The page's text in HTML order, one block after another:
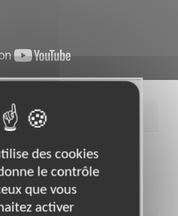
par
siège est mis en place
ligne, etc.)
des cookies
le contrôle
que vous
activer